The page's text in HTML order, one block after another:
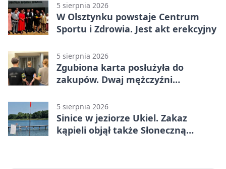
5 sierpnia 2026
W Olsztynku powstaje Centrum
Sportu i Zdrowia. Jest akt erekcyjny
5 sierpnia 2026
Zgubiona karta posłużyła do
zakupów. Dwaj mężczyźni
5 sierpnia 2026
Sinice w jeziorze Ukiel. Zakaz
kąpieli objął także Słoneczną